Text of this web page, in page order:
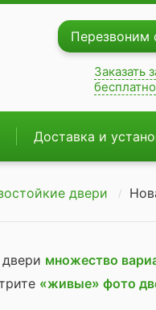
Перезвоним
Заказать
бесплатно
Доставка и
двери
множество
«живые» фото